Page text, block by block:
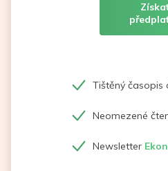
Tištěný časopis
Neomezené
Newsletter